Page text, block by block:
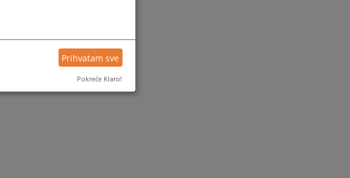
Prihvatam sve
Pokreće Klaro!